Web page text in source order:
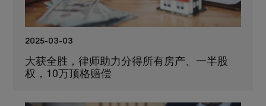
2025-03-03
大获全胜，律师助力分得所有房产、一半股
权，10万顶格赔偿